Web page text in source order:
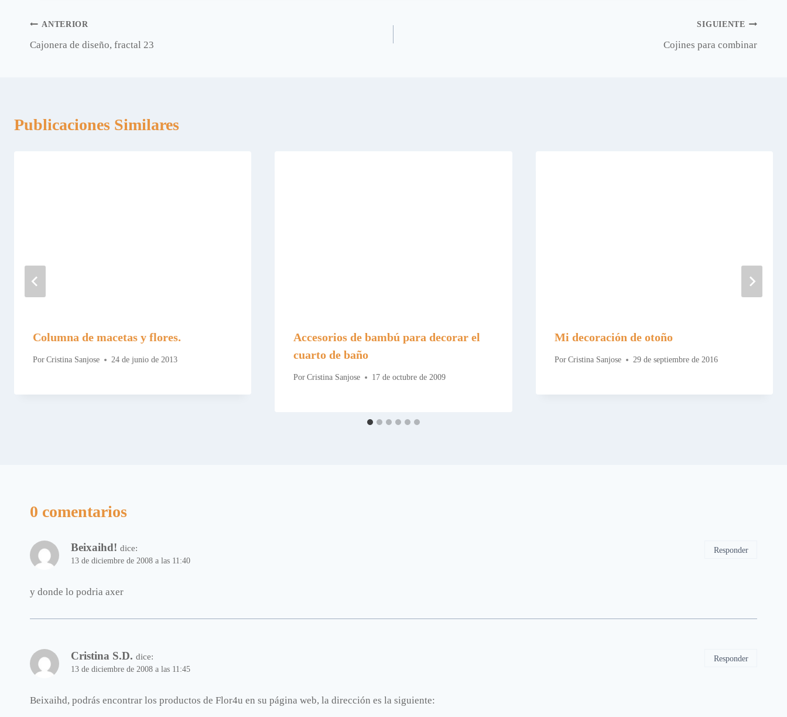
Navegación
de
ANTERIOR
Cajonera de diseño, fractal 23
SIGUIENTE
Cojines para combinar
Publicaciones Similares
Columna de macetas y flores.
Por Cristina Sanjose 24 de junio de 2013
Accesorios de bambú para decorar el
cuarto de baño
Por Cristina Sanjose 17 de octubre de 2009
Mi decoración de otoño
Por Cristina Sanjose 29 de septiembre de 2016
0 comentarios
Beixaihd! dice:
13 de diciembre de 2008 a las 11:40
y donde lo podria axer
Responder
Cristina S.D. dice:
13 de diciembre de 2008 a las 11:45
Beixaihd, podrás encontrar los productos de Flor4u en su página web, la dirección es la siguiente:
Responder